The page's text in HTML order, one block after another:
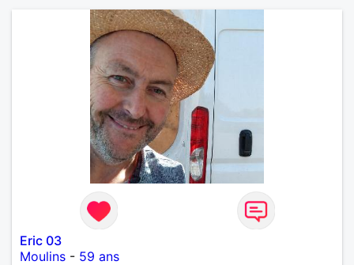
mais je compte m'installer à nouveau à l'ile de la
Réunion avant la fin 2026. Pierre
Eric 03
Moulins - 59 ans